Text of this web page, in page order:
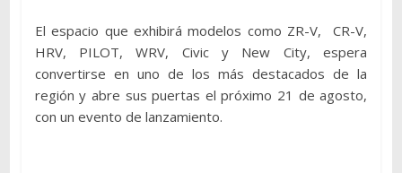
El espacio que exhibirá modelos como ZR-V, CR-V,
HRV, PILOT, WRV, Civic y New City, espera
convertirse en uno de los más destacados de la
región y abre sus puertas el próximo 21 de agosto,
con un evento de lanzamiento.